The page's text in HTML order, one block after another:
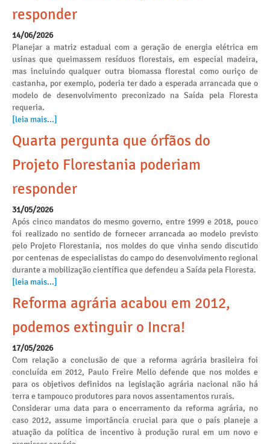
responder
14/06/2026
Planejar a matriz estadual com a geração de energia elétrica em
usinas que queimassem resíduos florestais, em especial madeira,
mas incluindo qualquer outra biomassa florestal como ouriço de
castanha, por exemplo, poderia ter dado a esperada arrancada que o
modelo de desenvolvimento preconizado na Saída pela Floresta
requeria.
[leia mais...]
Quarta pergunta que órfãos do
Projeto Florestania poderiam
responder
31/05/2026
Após cinco mandatos do mesmo governo, entre 1999 e 2018, pouco
foi realizado no sentido de fornecer arrancada ao modelo previsto
pelo Projeto Florestania, nos moldes do que vinha sendo discutido
por centenas de especialistas do campo do desenvolvimento regional
durante a mobilização científica que defendeu a Saída pela Floresta.
[leia mais...]
Reforma agrária acabou em 2012,
podemos extinguir o Incra!
17/05/2026
Com relação a conclusão de que a reforma agrária brasileira foi
concluída em 2012, Paulo Freire Mello defende que nos moldes e
para os objetivos definidos na legislação agrária nacional não há
terra e tampouco produtores para novos assentamentos rurais.
Considerar uma data para o encerramento da reforma agrária, no
caso 2012, assume importância crucial para que o país planeje a
atuação da política de incentivo à produção rural em um novo e